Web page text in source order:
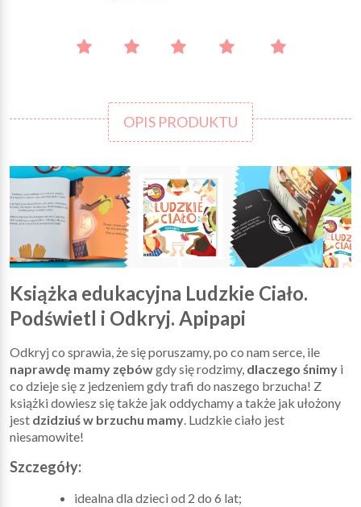
OPIS PRODUKTU
Książka edukacyjna Ludzkie Ciało.
Podświetl i Odkryj. Apipapi
Odkryj co sprawia, że się poruszamy, po co nam serce, ile
naprawdę mamy zębówgdy się rodzimy, dlaczego śnimy i
co dzieje się z jedzeniem gdy trafi do naszego brzucha! Z
książki dowiesz się także jak oddychamy a także jak ułożony
jest dzidziuś w brzuchu mamy . Ludzkie ciało jest
niesamowite!
Szczegóły:
idealna dla dzieci od 2 do 6 lat;